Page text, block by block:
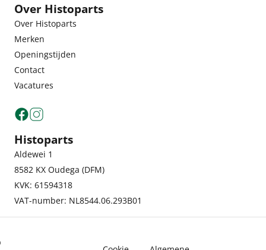
Over Histoparts
Over Histoparts
Merken
Openingstijden
Contact
Vacatures
Histoparts
Aldewei 1
8582 KX Oudega (DFM)
KVK: 61594318
VAT-number: NL8544.06.293B01